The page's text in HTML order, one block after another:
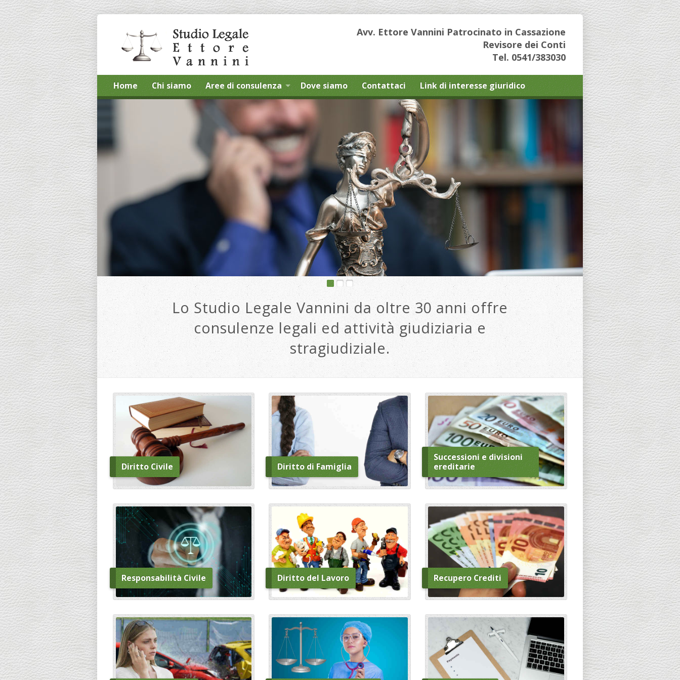
Avv. Ettore Vannini Patrocinato in Cassazione
Revisore dei Conti
Tel. 0541/383030
Home Chi siamo Aree di consulenza Dove siamo Contattaci Link di interesse giuridico
Lo Studio Legale Vannini da oltre 30 anni offre
consulenze legali ed attività giudiziaria e
stragiudiziale.
Diritto Civile Diritto di Famiglia
Successioni e divisioni
ereditarie
Responsabilità Civile Diritto del Lavoro Recupero Crediti